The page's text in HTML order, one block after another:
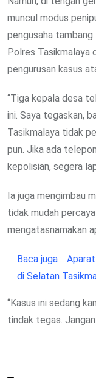
muncul modus
pengusaha
Polres Tasikmalaya
pengurusan kasus
“Tiga kepala desa
ini. Saya tegaskan,
Tasikmalaya tidak
pun. Jika ada
kepolisian, segera
Ia juga mengimbau
tidak mudah
mengatasnamakan
Baca juga :
di Selatan
“Kasus ini sedang
tindak tegas. Jangan